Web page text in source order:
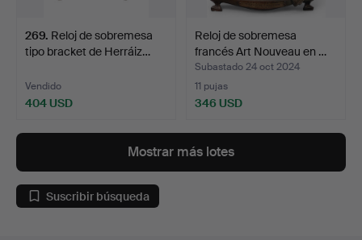
269. Reloj de sobremesa
tipo bracket de Herráiz…
Vendido
404 USD
Reloj de sobremesa
francés Art Nouveau en …
Subastado 24 oct 2024
11 pujas
346 USD
Mostrar más lotes
Suscribir búsqueda